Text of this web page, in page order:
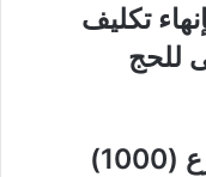
تكليف
للحج
الهلال الأحمر السوداني يوزع (1000)